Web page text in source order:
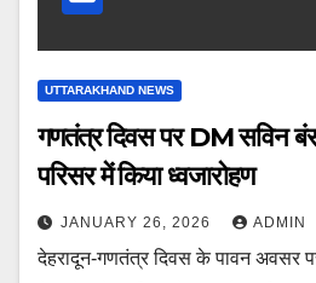
UTTARAKHAND NEWS
गणतंत्र दिवस पर DM सविन
परिसर में किया ध्वजारोहण
JANUARY 26, 2026 ADMIN
देहरादून-गणतंत्र दिवस के पावन अवसर